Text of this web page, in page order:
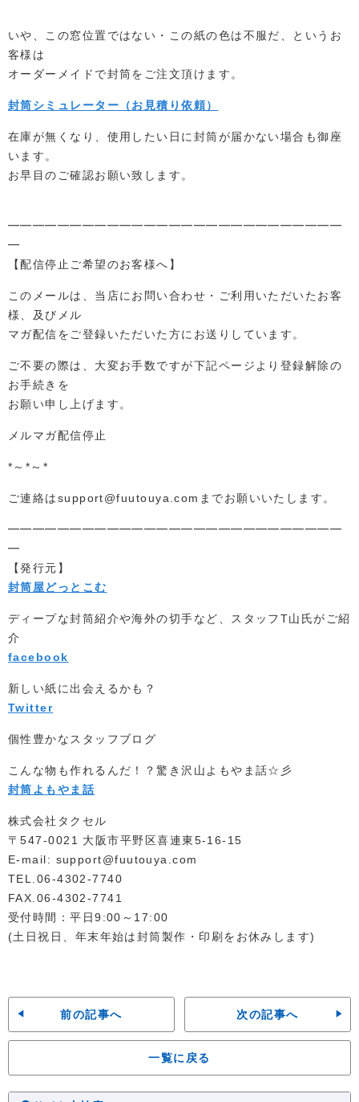
いや、この窓位置ではない・この紙の色は不服だ、というお
客様は
オーダーメイドで封筒をご注文頂けます。
封筒シミュレーター（お見積り依頼）
在庫が無くなり、使用したい日に封筒が届かない場合も御座
います。
お早目のご確認お願い致します。
━━━━━━━━━━━━━━━━━━━━━━━━━━━
━
【配信停止ご希望のお客様へ】
このメールは、当店にお問い合わせ・ご利用いただいたお客
様、及びメル
マガ配信をご登録いただいた方にお送りしています。
ご不要の際は、大変お手数ですが下記ページより登録解除の
お手続きを
お願い申し上げます。
メルマガ配信停止
*～*～*
ご連絡はsupport@fuutouya.comまでお願いいたします。
━━━━━━━━━━━━━━━━━━━━━━━━━━━
━
【発行元】
封筒屋どっとこむ
ディープな封筒紹介や海外の切手など、スタッフT山氏がご紹
介
facebook
新しい紙に出会えるかも？
Twitter
個性豊かなスタッフブログ
こんな物も作れるんだ！？驚き沢山よもやま話☆彡
封筒よもやま話
株式会社タクセル
〒547-0021 大阪市平野区喜連東5-16-15
E-mail: support@fuutouya.com
TEL.06-4302-7740
FAX.06-4302-7741
受付時間：平日9:00～17:00
(土日祝日、年末年始は封筒製作・印刷をお休みします)
前の記事へ
一覧に戻る
次の記事へ